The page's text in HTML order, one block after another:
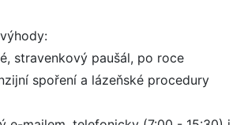
stravenkový paušál, po roce
spoření a lázeňské procedury